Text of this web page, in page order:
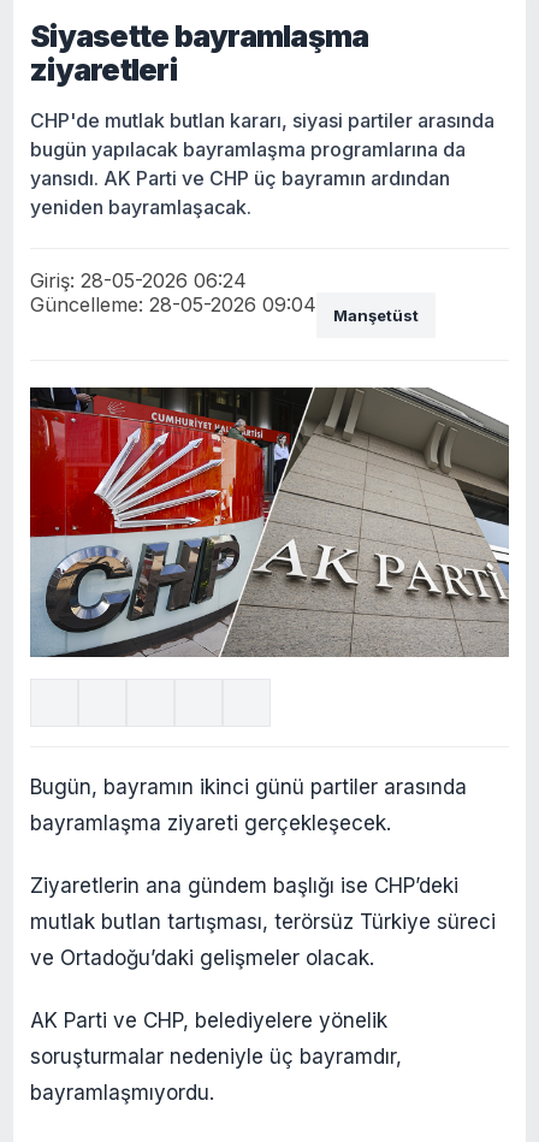
Siyasette bayramlaşma
ziyaretleri
CHP'de mutlak butlan kararı, siyasi partiler arasında
bugün yapılacak bayramlaşma programlarına da
yansıdı. AK Parti ve CHP üç bayramın ardından
yeniden bayramlaşacak.
Giriş: 28-05-2026 06:24
Güncelleme: 28-05-2026 09:04
Manşetüst
Bugün, bayramın ikinci günü partiler arasında
bayramlaşma ziyareti gerçekleşecek.
Ziyaretlerin ana gündem başlığı ise CHP’deki
mutlak butlan tartışması, terörsüz Türkiye süreci
ve Ortadoğu’daki gelişmeler olacak.
AK Parti ve CHP, belediyelere yönelik
soruşturmalar nedeniyle üç bayramdır,
bayramlaşmıyordu.